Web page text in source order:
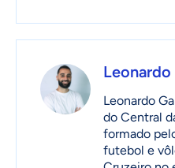
Leonardo
Leonardo
do Central
formado
futebol e